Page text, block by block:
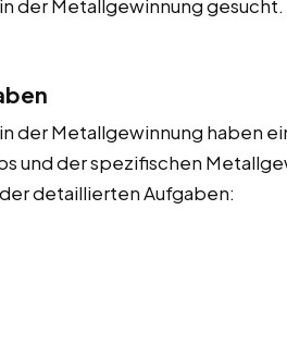
der Metallgewinnung gesucht.
der Metallgewinnung haben
und der spezifischen
detaillierten Aufgaben: